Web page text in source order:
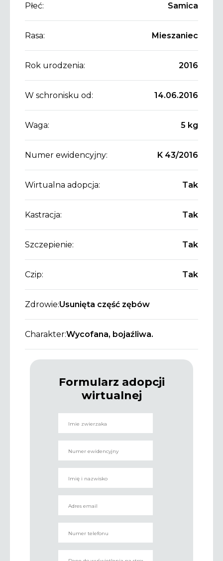
Płeć: Samica
Rasa: Mieszaniec
Rok urodzenia: 2016
W schronisku od: 14.06.2016
Waga: 5 kg
Numer ewidencyjny: K 43/2016
Wirtualna adopcja: Tak
Kastracja: Tak
Szczepienie: Tak
Czip: Tak
Zdrowie:Usunięta część zębów
Charakter:Wycofana, bojaźliwa.
Formularz adopcji
wirtualnej